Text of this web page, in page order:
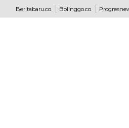
Beritabaru.co Bolinggo.co